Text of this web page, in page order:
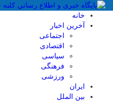
خانه
آخرین اخبار
اجتماعی
اقتصادی
سیاسی
فرهنگی
ورزشی
ایران
بین الملل